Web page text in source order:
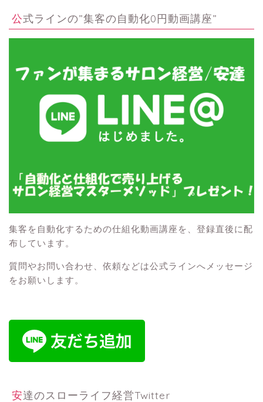
公式ラインの”集客の自動化0円動画講座”
集客を自動化するための仕組化動画講座を、登録直後に配
布しています。
質問やお問い合わせ、依頼などは公式ラインへメッセージ
をお願いします。
安達のスローライフ経営Twitter